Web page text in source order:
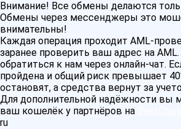
Внимание! Все обмены делаются
Обмены через мессенджеры это
внимательны!
Каждая операция проходит AML-
заранее проверить ваш адрес на
обратиться к нам через онлайн-чат.
пройдена и общий риск превышает
остановят, а средства вернут за
Для дополнительной надёжности вы
ваш кошелёк у партнёров на
ru